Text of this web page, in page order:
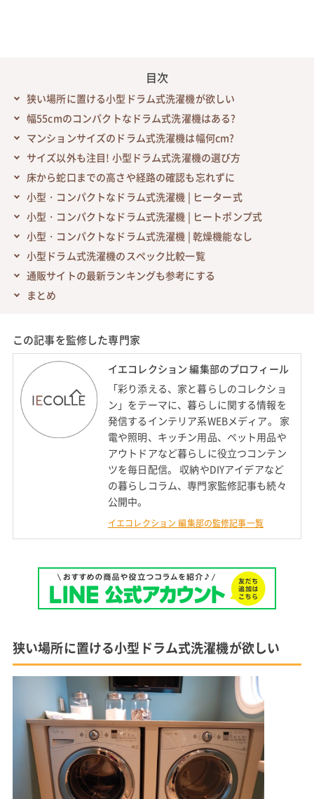
目次
狭い場所に置ける小型ドラム式洗濯機が欲しい
幅55cmのコンパクトなドラム式洗濯機はある?
マンションサイズのドラム式洗濯機は幅何cm?
サイズ以外も注目! 小型ドラム式洗濯機の選び方
床から蛇口までの高さや経路の確認も忘れずに
小型・コンパクトなドラム式洗濯機 | ヒーター式
小型・コンパクトなドラム式洗濯機 | ヒートポンプ式
小型・コンパクトなドラム式洗濯機 | 乾燥機能なし
小型ドラム式洗濯機のスペック比較一覧
通販サイトの最新ランキングも参考にする
まとめ
この記事を監修した専門家
イエコレクション 編集部のプロフィール
「彩り添える、家と暮らしのコレクショ
ン」をテーマに、暮らしに関する情報を
発信するインテリア系WEBメディア。 家
電や照明、キッチン用品、ペット用品や
アウトドアなど暮らしに役立つコンテン
ツを毎日配信。 収納やDIYアイデアなど
の暮らしコラム、専門家監修記事も続々
公開中。
イエコレクション 編集部の監修記事一覧
狭い場所に置ける小型ドラム式洗濯機が欲しい